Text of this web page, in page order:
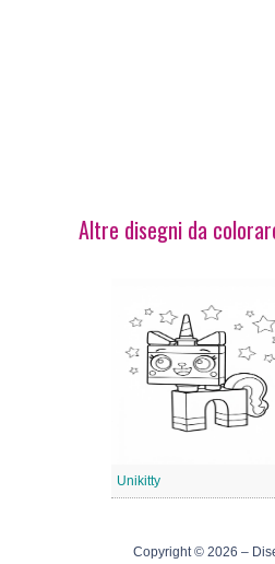
Altre disegni da
Unikitty
Copyright © 2026 –